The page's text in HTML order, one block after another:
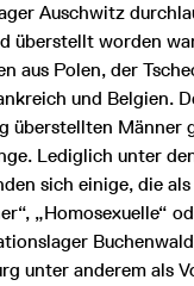
Auschwitz
überstellt worden
aus Polen, der
und Belgien.
überstellten Männer
Lediglich unter
sich einige, die als
„Homosexuelle“
unter anderem als